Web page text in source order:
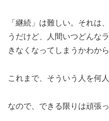
「継続」は難しい。それは
うだけど、人間いつどんな
きなくなってしまうかわから
これまで、そういう人を何
なので、できる限りは頑張